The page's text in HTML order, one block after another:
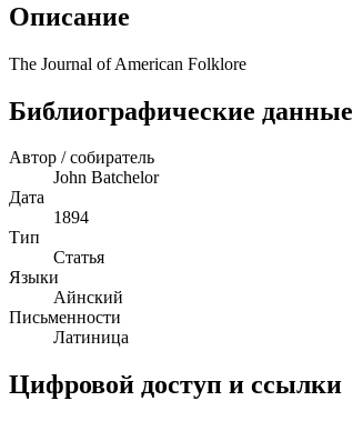
Описание
The Journal of American Folklore
Библиографические данные
Автор / собиратель
John Batchelor
Дата
1894
Тип
Статья
Языки
Айнский
Письменности
Латиница
Цифровой доступ и ссылки